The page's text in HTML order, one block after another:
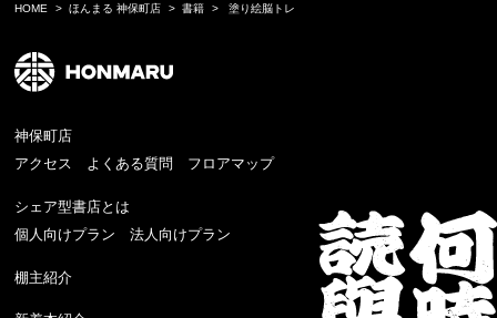
HOME ほんまる 神保町店 書籍 塗り絵脳トレ
神保町店
アクセス
よくある質問 フロアマップ
シェア型書店とは
個人向けプラン
法人向けプラン
棚主紹介